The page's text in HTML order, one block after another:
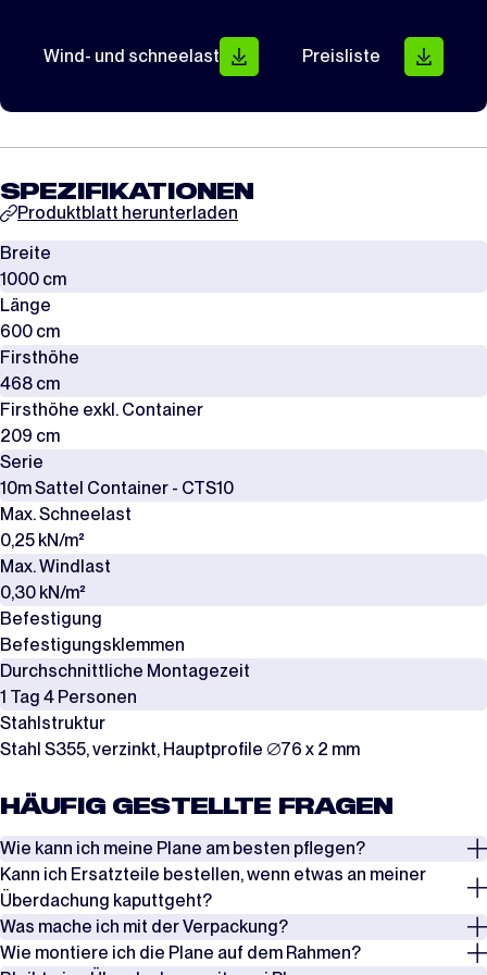
Wind- und schneelast Preisliste
SPEZIFIKATIONEN
Produktblatt herunterladen
Breite
1000 cm
Länge
600 cm
Firsthöhe
468 cm
Firsthöhe exkl. Container
209 cm
Serie
10m Sattel Container - CTS10
Max. Schneelast
0,25 kN/m²
Max. Windlast
0,30 kN/m²
Befestigung
Befestigungsklemmen
Durchschnittliche Montagezeit
1 Tag 4 Personen
Stahlstruktur
Stahl S355, verzinkt, Hauptprofile ∅76 x 2 mm
HÄUFIG GESTELLTE FRAGEN
Wie kann ich meine Plane am besten pflegen?
Überprüfen Sie regelmäßig die Spannung der Seile, Spanngurte und
Windverbände, insbesondere nach Phasen mit starkem Wind oder
starkem Schneefall. Entfernen Sie Schnee rechtzeitig, um eine
Überlastung zu vermeiden.
Kann ich Ersatzteile bestellen, wenn etwas an meiner
Überdachung kaputtgeht?
Ja, es ist möglich, Ersatzteile zu bestellen, wenn etwas an Ihrer
Überdachung kaputtgeht. In den meisten Fällen kann ein Schaden
Was mache ich mit der Verpackung?
Die Planen werden in Kartons verpackt, während die Rahmen in Stahl-
Wie montiere ich die Plane auf dem Rahmen?